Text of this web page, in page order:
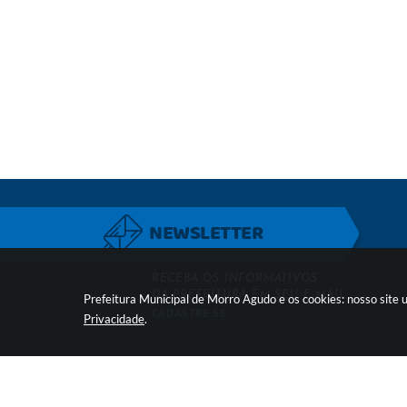
Prefeitura Municipal de Morro Agudo e os cookies: nosso site
Privacidade.
NEWSLETTER
DA PREFEITURA EM SEU E-MAIL